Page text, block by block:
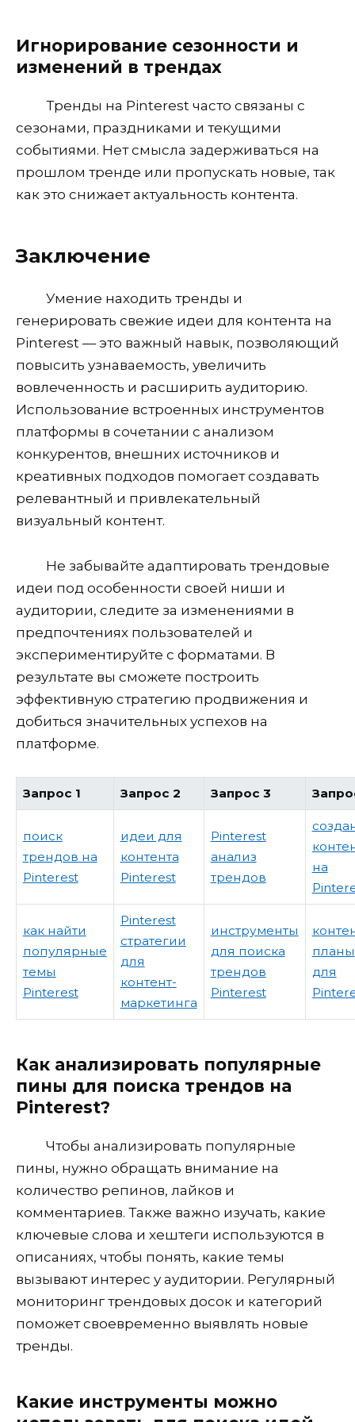
Игнорирование сезонности и
изменений в трендах
Тренды на Pinterest часто связаны с
сезонами, праздниками и текущими
событиями. Нет смысла задерживаться на
прошлом тренде или пропускать новые, так
как это снижает актуальность контента.
Заключение
Умение находить тренды и
генерировать свежие идеи для контента на
Pinterest — это важный навык, позволяющий
повысить узнаваемость, увеличить
вовлеченность и расширить аудиторию.
Использование встроенных инструментов
платформы в сочетании с анализом
конкурентов, внешних источников и
креативных подходов помогает создавать
релевантный и привлекательный
визуальный контент.
Не забывайте адаптировать трендовые
идеи под особенности своей ниши и
аудитории, следите за изменениями в
предпочтениях пользователей и
экспериментируйте с форматами. В
результате вы сможете построить
эффективную стратегию продвижения и
добиться значительных успехов на
платформе.
Запрос 1 Запрос 2 Запрос 3
поиск
трендов на
Pinterest
идеи для
контента
Pinterest
Pinterest
анализ
трендов
на
как найти
популярные
темы
Pinterest
Pinterest
стратегии
для
контент-
маркетинга
инструменты
для поиска
трендов
Pinterest
планы
для
Как анализировать популярные
пины для поиска трендов на
Pinterest?
Чтобы анализировать популярные
пины, нужно обращать внимание на
количество репинов, лайков и
комментариев. Также важно изучать, какие
ключевые слова и хештеги используются в
описаниях, чтобы понять, какие темы
вызывают интерес у аудитории. Регулярный
мониторинг трендовых досок и категорий
поможет своевременно выявлять новые
тренды.
Какие инструменты можно